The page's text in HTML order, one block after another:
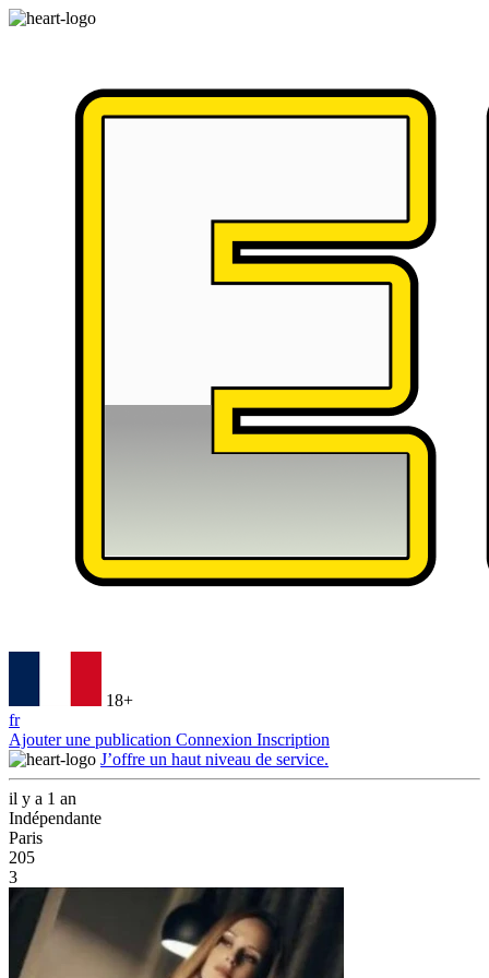
18+
fr
Ajouter une publication Connexion Inscription
J’offre un haut niveau de service.
il y a 1 an
Indépendante
Paris
205
3